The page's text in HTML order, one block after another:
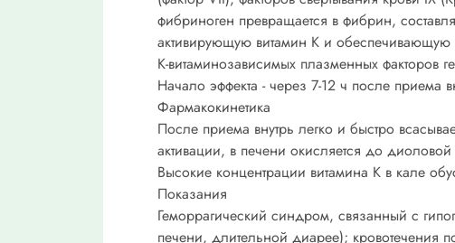
фибриноген превращается в фибрин,
активирующую витамин К и обеспечивающую
К-витаминозависимых плазменных факторов
Начало эффекта - через 7-12 ч после приема
Фармакокинетика
После приема внутрь легко и быстро
активации, в печени окисляется до
Высокие концентрации витамина К в кале
Показания
Геморрагический синдром, связанный с
печени, длительной диарее); кровотечения